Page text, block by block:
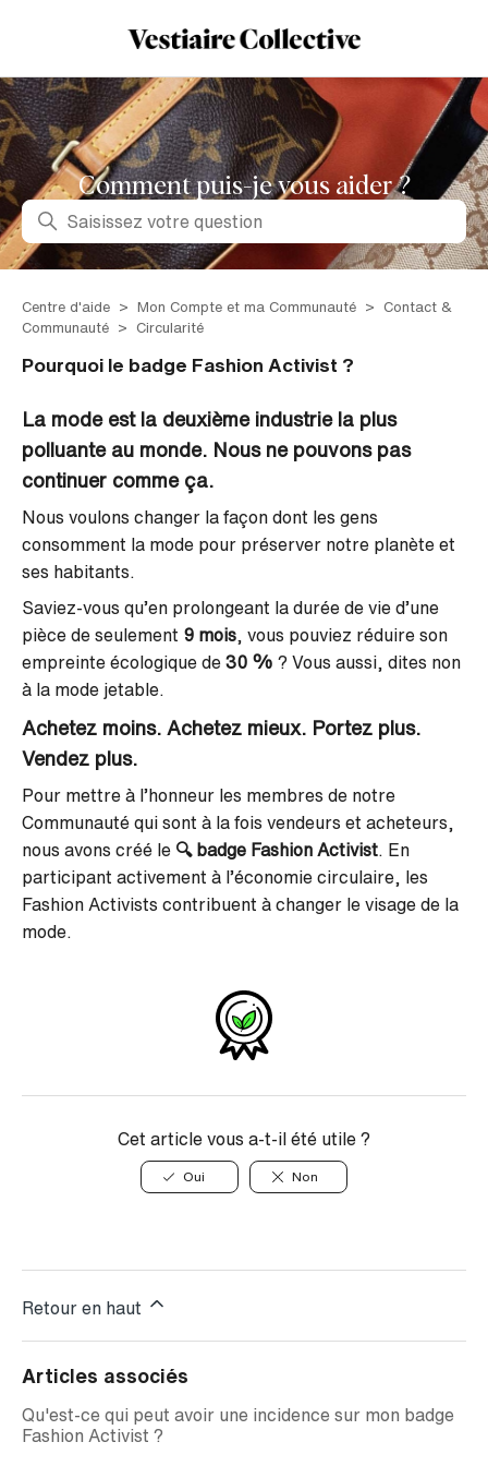
Comment puis-je vous aider ?
Recherche
Centre d'aide Mon Compte et ma Communauté
Contact &
Communauté
Circularité
Pourquoi le badge Fashion Activist ?
La mode est la deuxième industrie la plus
polluante au monde. Nous ne pouvons pas
continuer comme ça.
Nous voulons changer la façon dont les gens
consomment la mode pour préserver notre planète et
ses habitants.
Saviez-vous qu’en prolongeant la durée de vie d’une
pièce de seulement 9 mois , vous pouviez réduire son
empreinte écologique de 30 % ? Vous aussi, dites non
à la mode jetable.
Achetez moins. Achetez mieux. Portez plus.
Vendez plus.
Pour mettre à l’honneur les membres de notre
Communauté qui sont à la fois vendeurs et acheteurs,
nous avons créé le 🔍 badge Fashion Activist . En
participant activement à l’économie circulaire, les
Fashion Activists contribuent à changer le visage de la
mode.
Cet article vous a-t-il été utile ?
Oui Non
Retour en haut
Articles associés
Qu'est-ce qui peut avoir une incidence sur mon badge
Fashion Activist ?